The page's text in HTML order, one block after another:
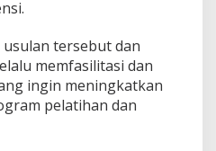
tersebut dan
memfasilitasi dan
ingin meningkatkan
pelatihan dan